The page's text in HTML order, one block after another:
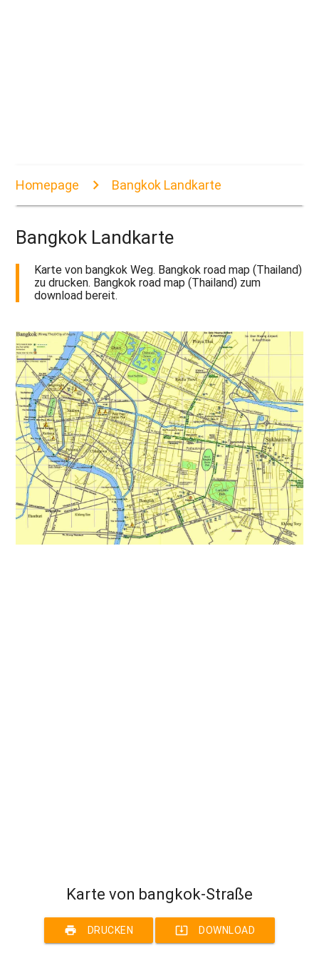
Homepage Bangkok Landkarte
Bangkok Landkarte
Karte von bangkok Weg. Bangkok road map (Thailand)
zu drucken. Bangkok road map (Thailand) zum
download bereit.
Karte von bangkok-Straße
print DRUCKEN system_update_alt DOWNLOAD